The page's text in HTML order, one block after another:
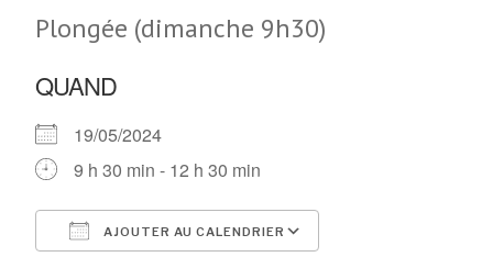
Plongée (dimanche 9h30)
QUAND
19/05/2024
9 h 30 min - 12 h 30 min
AJOUTER AU CALENDRIER